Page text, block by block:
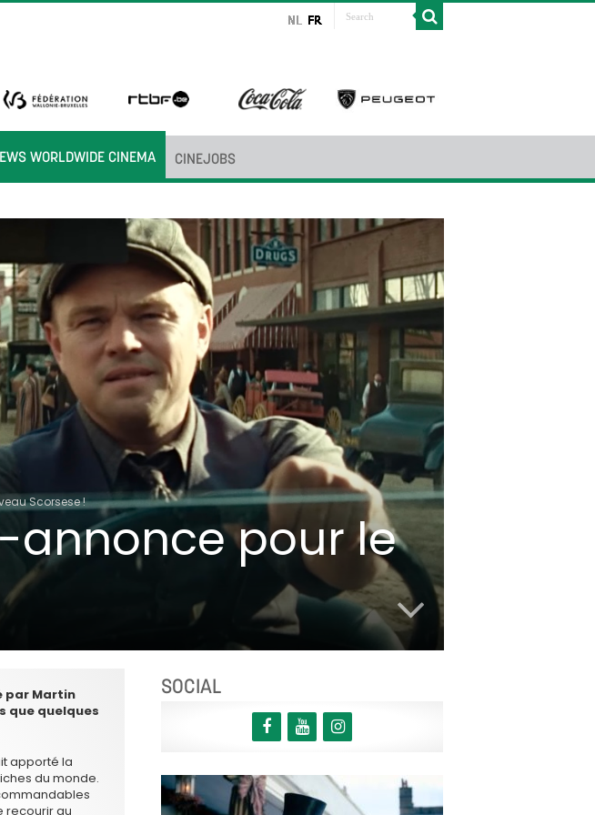
WORLDWIDE CINEMA CINEJOBS
Scorsese !
annonce pour le
par Martin
que quelques
apporté la
du monde.
recourir au
SOCIAL